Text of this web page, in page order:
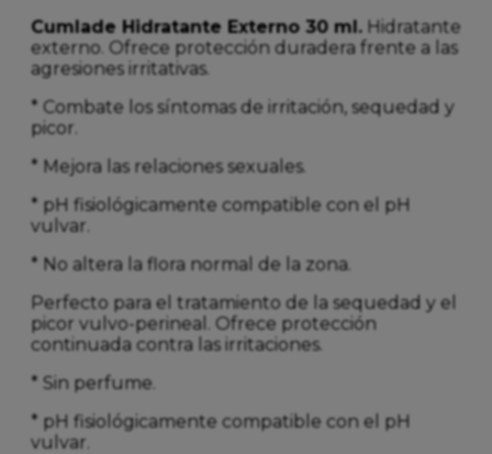
Cumlade Hidratante Externo 30 ml. Hidratante
externo. Ofrece protección duradera frente a las
agresiones irritativas.
* Combate los síntomas de irritación, sequedad y
picor.
* Mejora las relaciones sexuales.
* pH fisiológicamente compatible con el pH
vulvar.
* No altera la flora normal de la zona.
Perfecto para el tratamiento de la sequedad y el
picor vulvo-perineal. Ofrece protección
continuada contra las irritaciones.
* Sin perfume.
* pH fisiológicamente compatible con el pH
vulvar.